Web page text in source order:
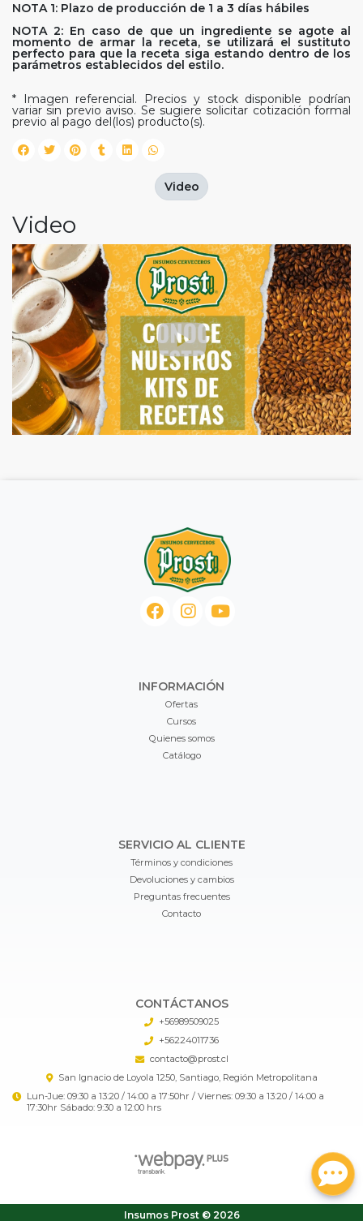
NOTA 1: Plazo de producción de 1 a 3 días hábiles
NOTA 2: En caso de que un ingrediente se agote al
momento de armar la receta, se utilizará el sustituto
perfecto para que la receta siga estando dentro de los
parámetros establecidos del estilo.
* Imagen referencial. Precios y stock disponible podrían
variar sin previo aviso. Se sugiere solicitar cotización formal
previo al pago del(los) producto(s).
Video
Video
INFORMACIÓN
Ofertas
Cursos
Quienes somos
Catálogo
SERVICIO AL CLIENTE
Términos y condiciones
Devoluciones y cambios
Preguntas frecuentes
Contacto
CONTÁCTANOS
+56989509025
+56224011736
contacto@prost.cl
San Ignacio de Loyola 1250, Santiago, Región Metropolitana
Lun-Jue: 09:30 a 13:20 / 14:00 a 17:50hr / Viernes: 09:30 a 13:20 / 14:00 a
17:30hr Sábado: 9:30 a 12:00 hrs
Insumos Prost © 2026